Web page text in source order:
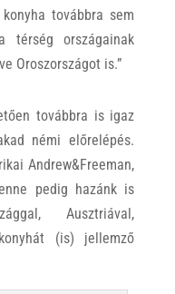
továbbra sem
országainak
Oroszországot is.”
továbbra is igaz
némi előrelépés.
Andrew&Freeman,
pedig hazánk is
Ausztriával,
(is) jellemző